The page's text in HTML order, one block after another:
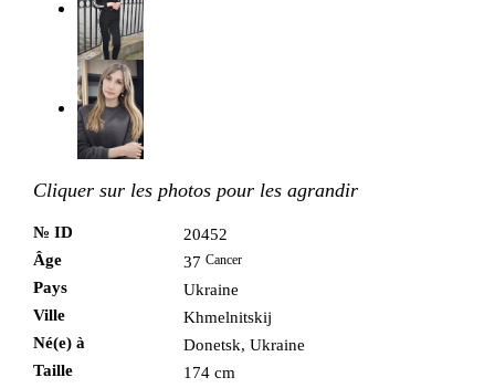
Cliquer sur les photos pour les agrandir
№ ID
20452
Âge
37 Cancer
Pays
Ukraine
Ville
Khmelnitskij
Né(e) à
Donetsk, Ukraine
Taille
174 cm